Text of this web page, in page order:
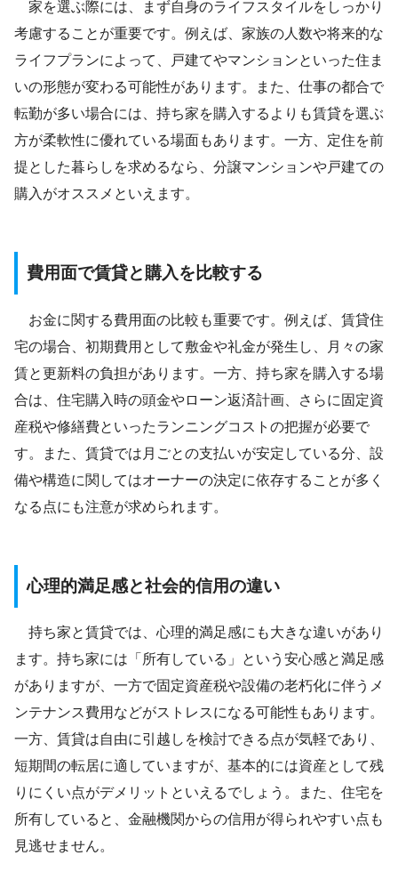
家を選ぶ際には、まず自身のライフスタイルをしっかり
考慮することが重要です。例えば、家族の人数や将来的な
ライフプランによって、戸建てやマンションといった住ま
いの形態が変わる可能性があります。また、仕事の都合で
転勤が多い場合には、持ち家を購入するよりも賃貸を選ぶ
方が柔軟性に優れている場面もあります。一方、定住を前
提とした暮らしを求めるなら、分譲マンションや戸建ての
購入がオススメといえます。
費用面で賃貸と購入を比較する
お金に関する費用面の比較も重要です。例えば、賃貸住
宅の場合、初期費用として敷金や礼金が発生し、月々の家
賃と更新料の負担があります。一方、持ち家を購入する場
合は、住宅購入時の頭金やローン返済計画、さらに固定資
産税や修繕費といったランニングコストの把握が必要で
す。また、賃貸では月ごとの支払いが安定している分、設
備や構造に関してはオーナーの決定に依存することが多く
なる点にも注意が求められます。
心理的満足感と社会的信用の違い
持ち家と賃貸では、心理的満足感にも大きな違いがあり
ます。持ち家には「所有している」という安心感と満足感
がありますが、一方で固定資産税や設備の老朽化に伴うメ
ンテナンス費用などがストレスになる可能性もあります。
一方、賃貸は自由に引越しを検討できる点が気軽であり、
短期間の転居に適していますが、基本的には資産として残
りにくい点がデメリットといえるでしょう。また、住宅を
所有していると、金融機関からの信用が得られやすい点も
見逃せません。